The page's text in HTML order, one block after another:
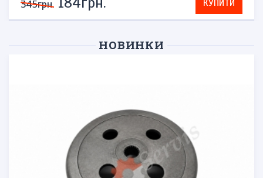
575грн. КУПИТИ
НОВИНКИ